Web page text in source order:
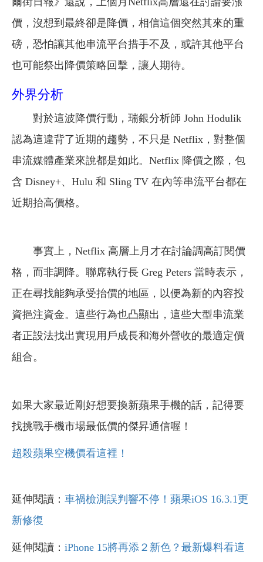
價，沒想到最終卻是降價，相信這個突然其來的重
磅，恐怕讓其他串流平台措手不及，或許其他平台
也可能祭出降價策略回擊，讓人期待。
外界分析
對於這波降價行動，瑞銀分析師 John Hodulik
認為這違背了近期的趨勢，不只是 Netflix，對整個
串流媒體產業來說都是如此。Netflix 降價之際，包
含 Disney+、Hulu 和 Sling TV 在內等串流平台都在
近期抬高價格。
事實上，Netflix 高層上月才在討論調高訂閱價
格，而非調降。聯席執行長 Greg Peters 當時表示，
正在尋找能夠承受抬價的地區，以便為新的內容投
資挹注資金。這些行為也凸顯出，這些大型串流業
者正設法找出實現用戶成長和海外營收的最適定價
組合。
如果大家最近剛好想要換新蘋果手機的話，記得要
找挑戰手機市場最低價的傑昇通信喔！
超殺蘋果空機價看這裡！
延伸閱讀： 車禍檢測誤判響不停！蘋果iOS 16.3.1更
新修復
延伸閱讀： iPhone 15將再添２新色？最新爆料看這